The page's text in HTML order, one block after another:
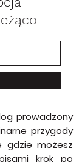
prowadzony
przygody